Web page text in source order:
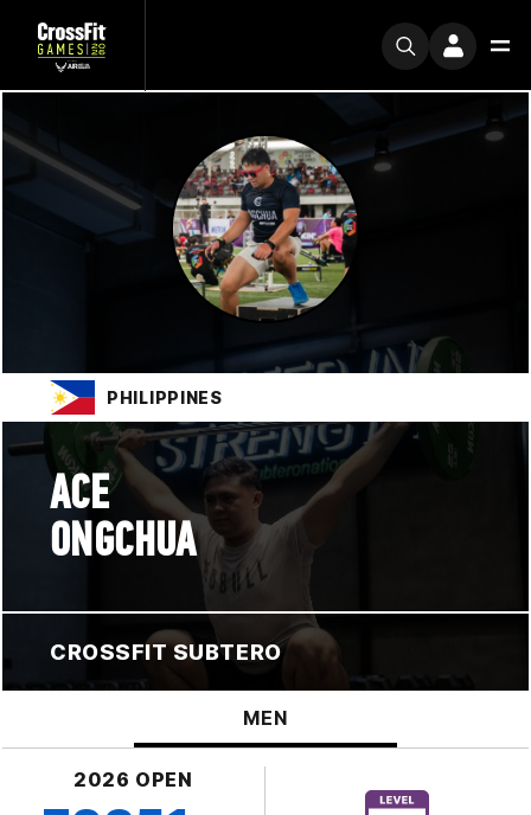
PHILIPPINES
ACE
ONGCHUA
CROSSFIT SUBTERO
MEN
2026 OPEN